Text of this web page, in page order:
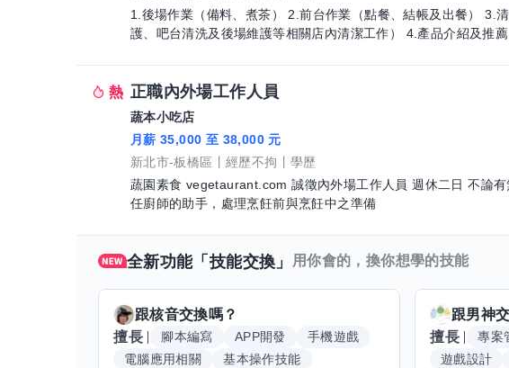
1.後場作業（備料、煮茶） 2.前台作業（點餐、結帳及出餐） 3.
護、吧台清洗及後場維護等相關店內清潔工作） 4.產品介紹及推
正職內外場工作人員
蔬本小吃店
月薪 35,000 至 38,000 元
新北市-板橋區
經歷不拘
學歷
蔬園素食 vegetaurant.com 誠徵內外場工作人員 週休二日 不論有無
任廚師的助手，處理烹飪前與烹飪中之準備
全新功能「技能交換」 用你會的，換你想學的技能
跟核音交換嗎？
擅長
腳本編寫 APP開發
手機遊戲
電腦應用相關
基本操作技能
跟男神
擅長
專案
遊戲設計